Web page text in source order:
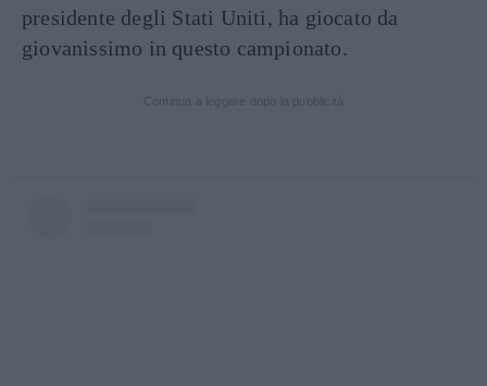
presidente degli Stati Uniti, ha giocato da
giovanissimo in questo campionato.